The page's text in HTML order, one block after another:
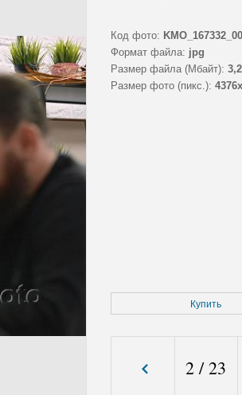
Код фото:
Формат файла: jpg
Размер файла (Мбайт): 3,2
Размер фото (пикс.):
Купить
2 /23